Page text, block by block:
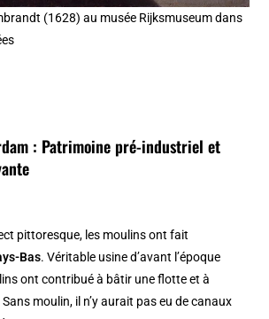
(1628) au musée Rijksmuseum dans
: Patrimoine pré-industriel et
pittoresque, les moulins ont fait
Bas. Véritable usine d’avant l’époque
ont contribué à bâtir une flotte et à
moulin, il n’y aurait pas eu de canaux